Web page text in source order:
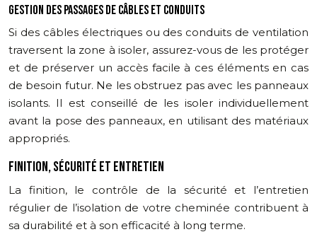
GESTION DES PASSAGES DE CÂBLES ET CONDUITS
Si des câbles électriques ou des conduits de ventilation
traversent la zone à isoler, assurez-vous de les protéger
et de préserver un accès facile à ces éléments en cas
de besoin futur. Ne les obstruez pas avec les panneaux
isolants. Il est conseillé de les isoler individuellement
avant la pose des panneaux, en utilisant des matériaux
appropriés.
FINITION, SÉCURITÉ ET ENTRETIEN
La finition, le contrôle de la sécurité et l’entretien
régulier de l’isolation de votre cheminée contribuent à
sa durabilité et à son efficacité à long terme.